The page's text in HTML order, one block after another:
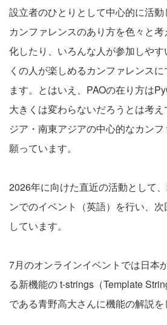
設立者のひとりとして中心的に活
カンファレンスのあり方を色々と
化したり、いろんな人が参加しや
くの人が楽しめるカンファレンス
ます。とはいえ、PAOの在り方は
大きくは変わらないだろうとは考
ジア・南東アジアの中心的なカン
願っています。
2026年に向けた直近の活動として
ンでのイベント（英語）を行い、
しています。
7月のオンラインイベントでは日本
る新機能の t-strings（Template
である青野高大さんに機能の解説を